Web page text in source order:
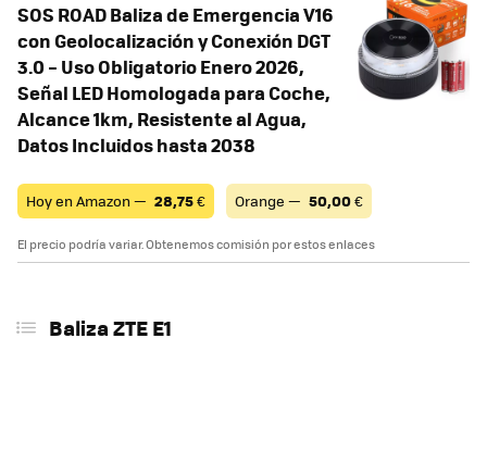
SOS ROAD Baliza de Emergencia V16
con Geolocalización y Conexión DGT
3.0 – Uso Obligatorio Enero 2026,
Señal LED Homologada para Coche,
Alcance 1km, Resistente al Agua,
Datos Incluidos hasta 2038
Hoy en Amazon — 28,75€ Orange — 50,00€
El precio podría variar. Obtenemos comisión por estos enlaces
Baliza ZTE E1